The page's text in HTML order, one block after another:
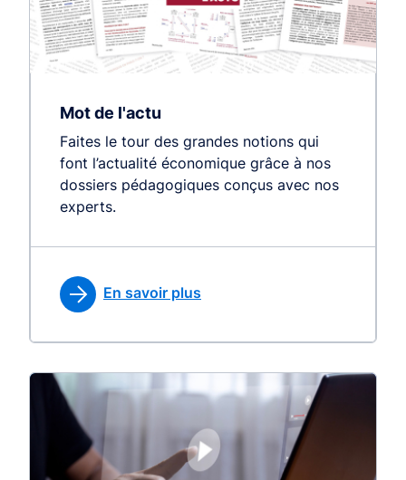
Mot de l'actu
Faites le tour des grandes notions qui
font l’actualité économique grâce à nos
dossiers pédagogiques conçus avec nos
experts.
En savoir plus